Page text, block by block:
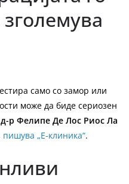
само со замор или
може да биде сериозен
д-р Фелипе Де Лос Риос Ла
пишува „Е-клиника“.